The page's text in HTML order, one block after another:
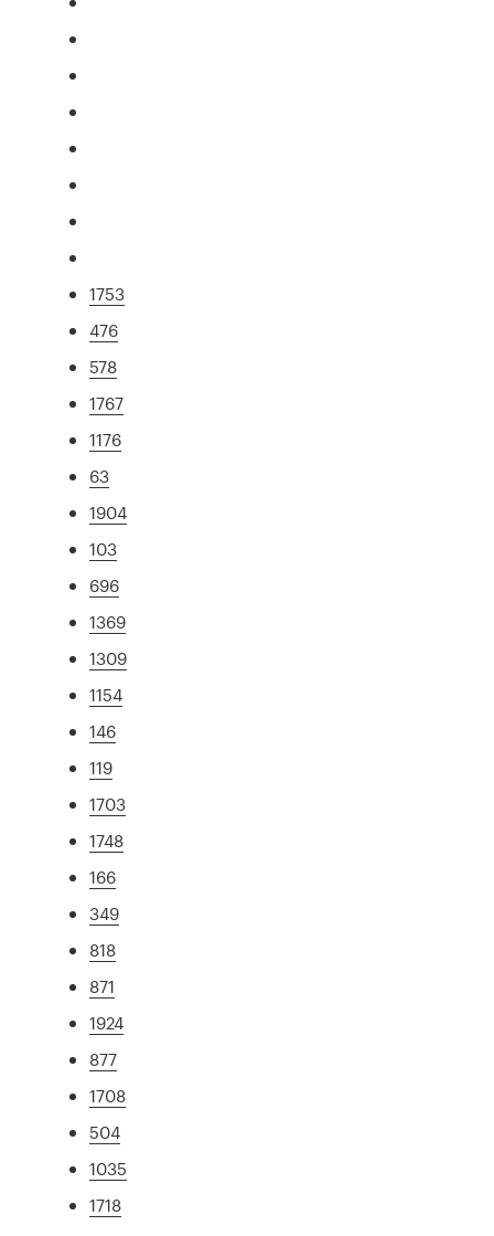
1753
476
578
1767
1176
63
1904
103
696
1369
1309
1154
146
119
1703
1748
166
349
818
871
1924
877
1708
504
1035
1718